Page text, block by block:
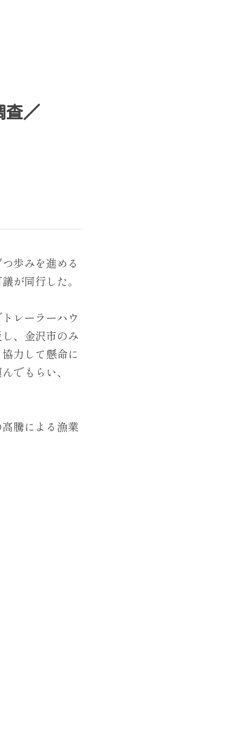
査／
歩みを進める
が同行した。
レーラーハウ
、金沢市のみ
力して懸命に
でもらい、
騰による漁業